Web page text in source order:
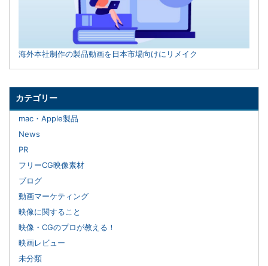
海外本社制作の製品動画を日本市場向けにリメイク
カテゴリー
mac・Apple製品
News
PR
フリーCG映像素材
ブログ
動画マーケティング
映像に関すること
映像・CGのプロが教える！
映画レビュー
未分類